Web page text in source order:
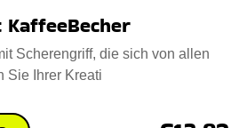
Scherengriff, die sich von allen
Sie Ihrer Kreati